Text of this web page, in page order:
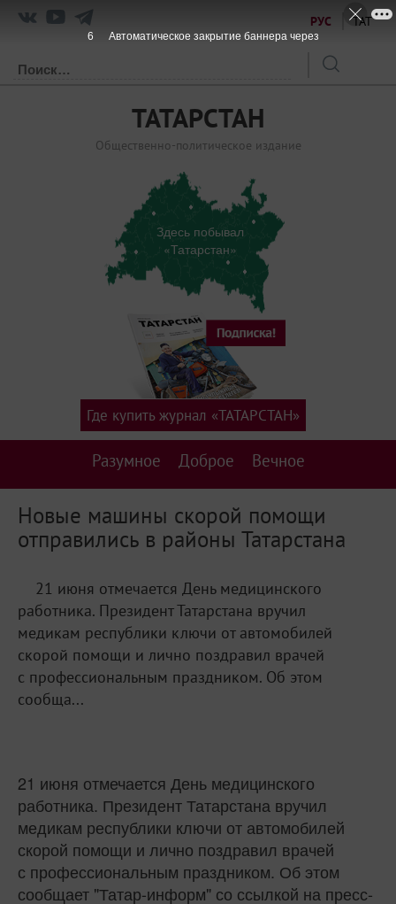
РУС ТАТ
ТАТАРСТАН
Общественно-политическое издание
Здесь побывал
«Татарстан»
Разумное Доброе Вечное
Где купить журнал «ТАТАРСТАН»
Новые машины скорой помощи
отправились в районы Татарстана
21 июня отмечается День медицинского
работника. Президент Татарстана вручил
медикам республики ключи от автомобилей
скорой помощи и лично поздравил врачей
с профессиональным праздником. Об этом
сообща...
21 июня отмечается День медицинского
работника. Президент Татарстана вручил
медикам республики ключи от автомобилей
скорой помощи и лично поздравил врачей
с профессиональным праздником. Об этом
сообщает "Татар-информ" со ссылкой на пресс-
6 Автоматическое закрытие баннера через